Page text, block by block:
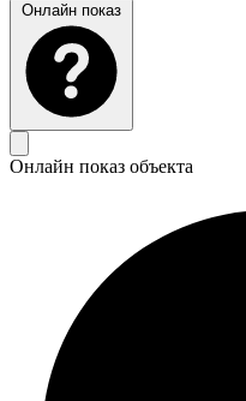
Онлайн показ
Онлайн показ объекта